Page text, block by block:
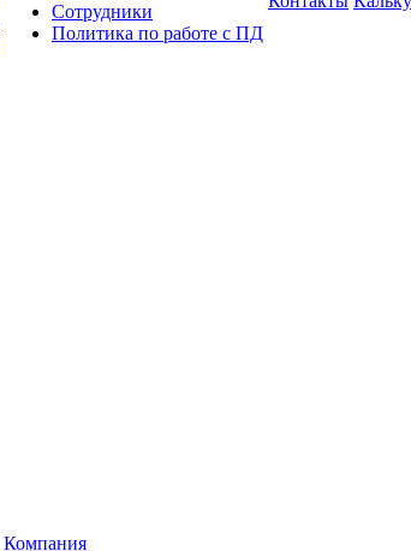
Сотрудники
Политика по работе с ПД
Компания